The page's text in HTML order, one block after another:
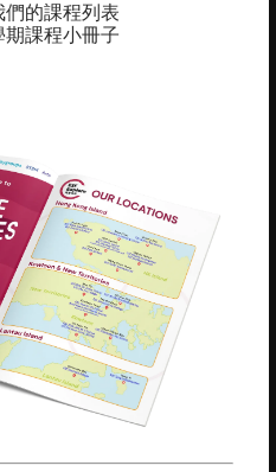
們的課程列表
期課程小冊子
服務)
新聞與媒體
投訴機制
活動